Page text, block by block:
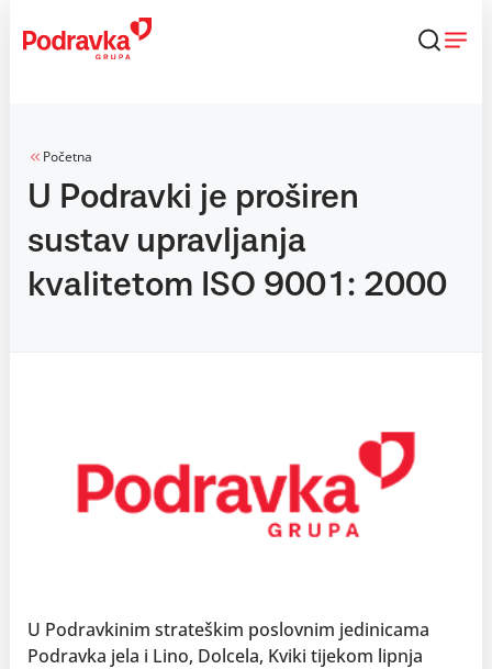
content
Početna
U Podravki je proširen
sustav upravljanja
kvalitetom ISO 9001: 2000
U Podravkinim strateškim poslovnim jedinicama
Podravka jela i Lino, Dolcela, Kviki tijekom lipnja